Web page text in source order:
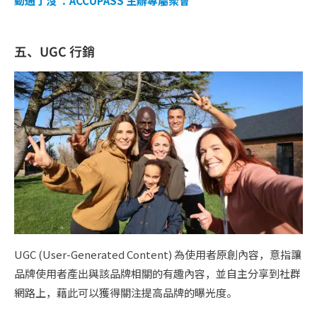
五、UGC 行銷
UGC (User-Generated Content) 為使用者原創內容，意指讓
品牌使用者產出與該品牌相關的有趣內容，並自主分享到社群
網路上，藉此可以獲得關注提高品牌的曝光度。